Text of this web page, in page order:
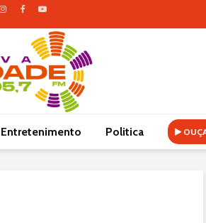
Entretenimento Politica